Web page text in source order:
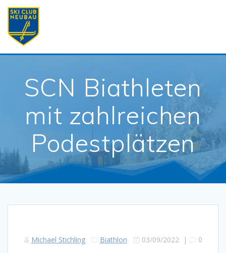
SCN Biathleten
mit zahlreichen
Podestplätzen
Michael Stichling Biathlon 03/09/2022| 0